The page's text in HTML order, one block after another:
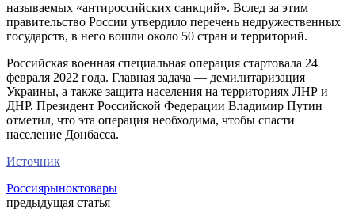
называемых «антироссийских санкций». Вслед за этим
правительство России утвердило перечень недружественных
государств, в него вошли около 50 стран и территорий.
Российская военная специальная операция стартовала 24
февраля 2022 года. Главная задача — демилитаризация
Украины, а также защита населения на территориях ЛНР и
ДНР. Президент Российской Федерации Владимир Путин
отметил, что эта операция необходима, чтобы спасти
население Донбасса.
Источник
Россиярыноктовары
предыдущая статья